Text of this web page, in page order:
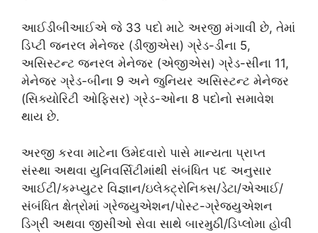
આઈડીબીઆઈએ જે 33 પદો માટે અરજી મંગાવી છે, તેમાં
ડિપ્ટી જનરલ મેનેજર (ડીજીએસ) ગ્રેડ-ડીના 5,
અસિસ્ટન્ટ જનરલ મેનેજર (એજીએસ) ગ્રેડ-સીના 11,
મેનેજર ગ્રેડ-બીના 9 અને જુનિયર અસિસ્ટન્ટ મેનેજર
(સિક્યોરિટી ઓફિસર) ગ્રેડ-ઓના 8 પદોનો સમાવેશ
થાય છે.
અરજી કરવા માટેના ઉમેદવારો પાસે માન્યતા પ્રાપ્ત
સંસ્થા અથવા યુનિવર્સિટીમાંથી સંબંધિત પદ અનુસાર
આઈટી/કમ્પ્યુટર વિજ્ઞાન/ઇલેક્ટ્રોનિક્સ/ડેટા/એઆઈ/
સંબંધિત ક્ષેત્રોમાં ગ્રેજ્યુએશન/પોસ્ટ-ગ્રેજ્યુએશન
ડિગ્રી અથવા જીસીઓ સેવા સાથે બારમુઠી/ડિપ્લોમા હોવી